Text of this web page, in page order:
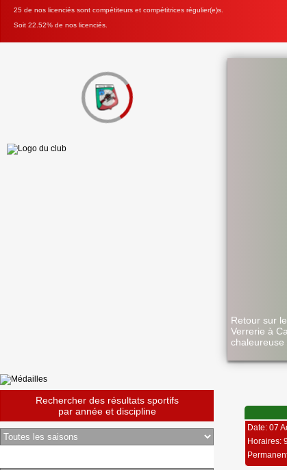
25 de nos licenciés sont compétiteurs et compétitrices régulier(e)s.
Soit 22.52% de nos licenciés.
Retour sur
Verrerie à
chaleureuse
Rechercher des résultats sportifs
par année et discipline
Date: 07
Horaires: